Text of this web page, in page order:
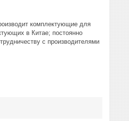
комплектующие для
в Китае; постоянно
с производителями